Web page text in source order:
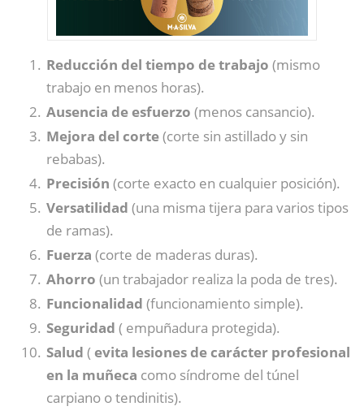
Reducción del tiempo de trabajo (mismo
trabajo en menos horas).
Ausencia de esfuerzo (menos cansancio).
Mejora del corte(corte sin astillado y sin
rebabas).
Precisión (corte exacto en cualquier posición).
Versatilidad (una misma tijera para varios tipos
de ramas).
Fuerza (corte de maderas duras).
Ahorro (un trabajador realiza la poda de tres).
Funcionalidad (funcionamiento simple).
Seguridad ( empuñadura protegida).
Salud (evita lesiones de carácter profesional
en la muñeca como síndrome del túnel
carpiano o tendinitis).